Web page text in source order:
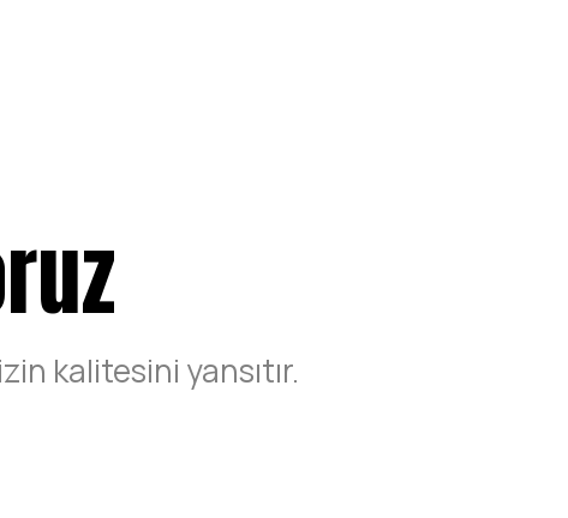
kalitesini yansıtır.